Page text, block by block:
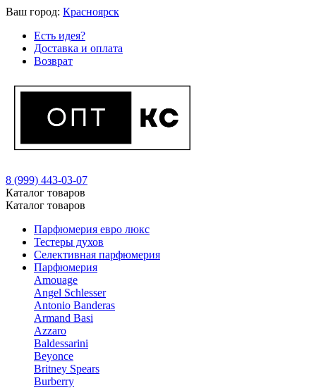
Ваш город: Красноярск
Есть идея?
Доставка и оплата
Возврат
8 (999) 443-03-07
Каталог товаров
Каталог товаров
Парфюмерия евро люкс
Тестеры духов
Селективная парфюмерия
Парфюмерия
Amouage
Angel Schlesser
Antonio Banderas
Armand Basi
Azzaro
Baldessarini
Beyonce
Britney Spears
Burberry